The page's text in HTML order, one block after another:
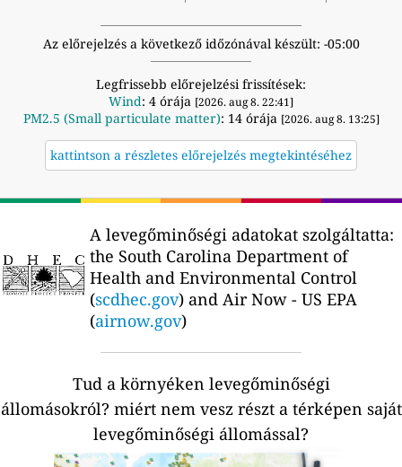
Az előrejelzés a következő időzónával készült: -05:00
Legfrissebb előrejelzési frissítések:
Wind: 4 órája [2026. aug 8. 22:41]
PM2.5 (Small particulate matter): 14 órája [2026. aug 8. 13:25]
kattintson a részletes előrejelzés megtekintéséhez
A levegőminőségi adatokat szolgáltatta:
the South Carolina Department of
Health and Environmental Control
(scdhec.gov) and Air Now - US EPA
(airnow.gov)
Tud a környéken levegőminőségi
állomásokról? miért nem vesz részt a térképen saját
levegőminőségi állomással?